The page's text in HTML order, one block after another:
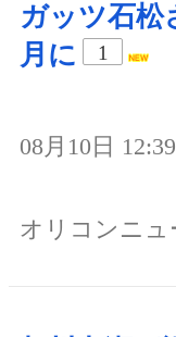
ガッツ石松
月に
1
08月10日 12:39
オリコンニュ